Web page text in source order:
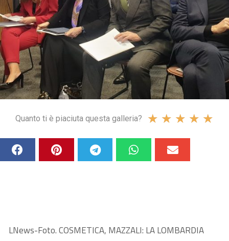
Quanto ti è piaciuta questa galleria? ★ ★ ★ ★ ★
LNews-Foto. COSMETICA, MAZZALI: LA LOMBARDIA